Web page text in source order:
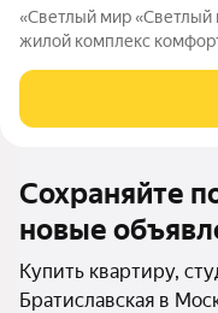
«Светлый мир «Светлый мир
жилой комплекс
благоустроенные
комплексы, спортивные
Сохраняйте
новые
Купить квартиру,
Братиславская в